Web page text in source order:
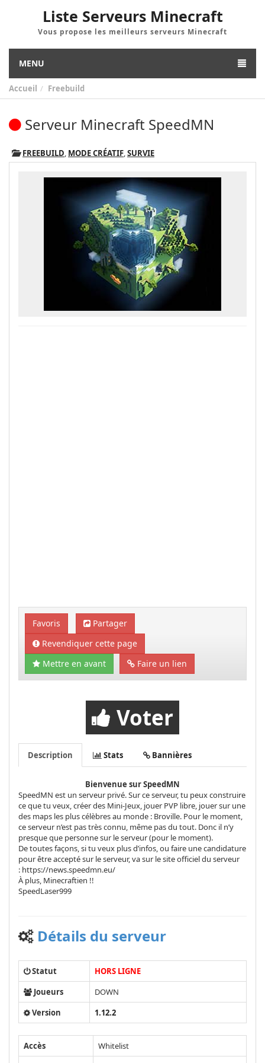
Liste Serveurs Minecraft
Vous propose les meilleurs serveurs Minecraft
MENU
Accueil Freebuild
Serveur Minecraft SpeedMN
FREEBUILD, MODE CRÉATIF,SURVIE
Favoris
Partager
Revendiquer cette page
Mettre en avant
Faire un lien
Voter
Description Stats Bannières
Bienvenue sur SpeedMN
SpeedMN est un serveur privé. Sur ce serveur, tu peux construire
ce que tu veux, créer des Mini-Jeux, jouer PVP libre, jouer sur une
des maps les plus célèbres au monde : Broville. Pour le moment,
ce serveur n’est pas très connu, même pas du tout. Donc il n’y
presque que personne sur le serveur (pour le moment).
De toutes façons, si tu veux plus d’infos, ou faire une candidature
pour être accepté sur le serveur, va sur le site officiel du serveur
: https://news.speedmn.eu/
À plus, Minecraftien !!
SpeedLaser999
Détails du serveur
Statut
HORS LIGNE
Joueurs
DOWN
Version
1.12.2
Accès
Whitelist